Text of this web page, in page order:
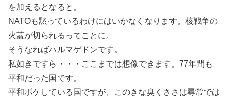
を加えるとなると。
NATOも黙っているわけにはいかなくなります。核戦争の
火蓋が切られるってことに。
そうなればハルマゲドンです。
私如きですら・・・ここまでは想像できます。77年間も
平和だった国です。
平和ボケしている国ですが、このきな臭くささは尋常では